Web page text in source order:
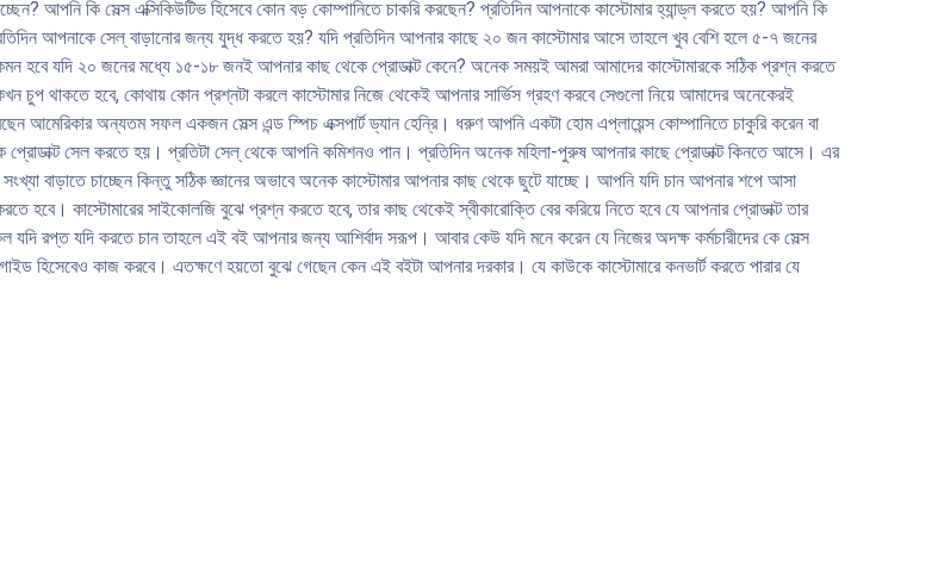
হয়তো বুঝে গেছেন কেন এই বইটা আপনার দরকার। যে কাউকে কাস্টোমারে কনভার্ট
স্কিল, তাতে যদি দক্ষ হতে চান তাহলে এই বই আপনার হাতে থাকা দরকার।
আপনি কি সেল্স এক্সিকিউটিভ হিসেবে কোন বড় কোম্পানিতে চাকরি করছেন? প্রতিদিন আপনাকে কাস্টোমার হ্যান্ড্ল করতে হয়? আপনি কি
আপনাকে সেল্ বাড়ানোর জন্য যুদ্ধ করতে হয়? যদি প্রতিদিন আপনার কাছে ২০ জন কাস্টোমার আসে তাহলে খুব বেশি হলে ৫-৭ জনের
হবে যদি ২০ জনের মধ্যে ১৫-১৮ জনই আপনার কাছ থেকে প্রোডাক্ট কেনে? অনেক সময়ই আমরা আমাদের কাস্টোমারকে সঠিক প্রশ্ন করতে
চুপ থাকতে হবে, কোথায় কোন প্রশ্নটা করলে কাস্টোমার নিজে থেকেই আপনার সার্ভিস গ্রহণ করবে সেগুলো নিয়ে আমাদের অনেকেরই
অন্যতম সফল একজন সেল্স এন্ড স্পিচ এক্সপার্ট ড্যান হেন্রি। ধরুণ আপনি একটা হোম এপ্লায়েন্স কোম্পানিতে চাকুরি করেন বা
প্রোডাক্ট সেল করতে হয়। প্রতিটা সেল্ থেকে আপনি কমিশনও পান। প্রতিদিন অনেক মহিলা-পুরুষ আপনার কাছে প্রোডাক্ট কিনতে আসে। এর
বাড়াতে চাচ্ছেন কিন্তু সঠিক জ্ঞানের অভাবে অনেক কাস্টোমার আপনার কাছ থেকে ছুটে যাচ্ছে। আপনি যদি চান আপনার শপে আসা
হবে। কাস্টোমারের সাইকোলজি বুঝে প্রশ্ন করতে হবে, তার কাছ থেকেই স্বীকারোক্তি বের করিয়ে নিতে হবে যে আপনার প্রোডাক্ট তার
রপ্ত যদি করতে চান তাহলে এই বই আপনার জন্য আশির্বাদ সরূপ। আবার কেউ যদি মনে করেন যে নিজের অদক্ষ কর্মচারীদের কে সেল্স
হিসেবেও কাজ করবে। এতক্ষণে হয়তো বুঝে গেছেন কেন এই বইটা আপনার দরকার। যে কাউকে কাস্টোমারে কনভার্ট করতে পারার যে